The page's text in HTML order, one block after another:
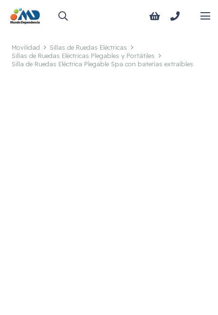
Movilidad
Sillas de Ruedas Eléctricas
Sillas de Ruedas Eléctricas Plegables y Portátiles
Silla de Ruedas Eléctrica Plegable Spa con baterías extraíbles